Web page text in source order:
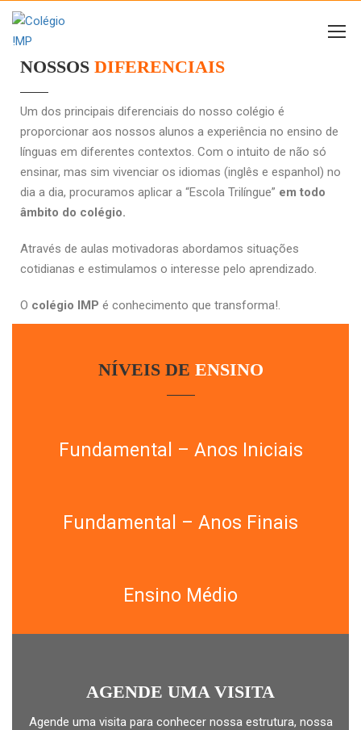
NOSSOS DIFERENCIAIS
Um dos principais diferenciais do nosso colégio é
proporcionar aos nossos alunos a experiência no ensino de
línguas em diferentes contextos. Com o intuito de não só
ensinar, mas sim vivenciar os idiomas (inglês e espanhol) no
dia a dia, procuramos aplicar a “Escola Trilíngue” em todo
âmbito do colégio.
Através de aulas motivadoras abordamos situações
cotidianas e estimulamos o interesse pelo aprendizado.
O colégio IMP é conhecimento que transforma!
NÍVEIS DE ENSINO
Fundamental – Anos Iniciais
Fundamental – Anos Finais
Ensino Médio
AGENDE UMA VISITA
Agende uma visita para conhecer nossa estrutura, nossa